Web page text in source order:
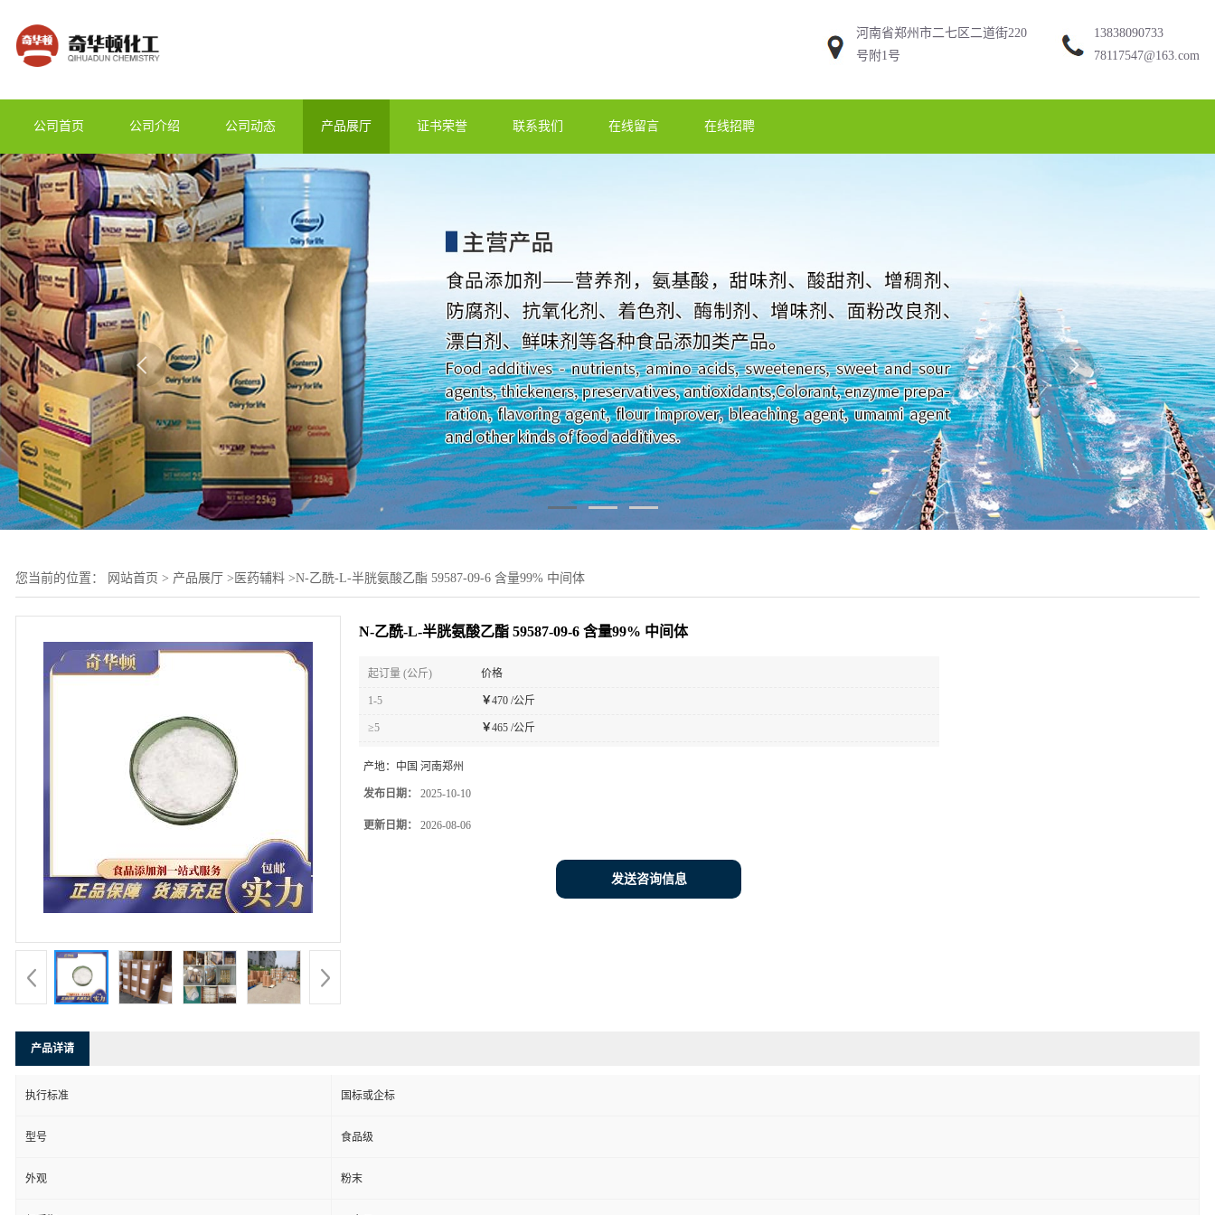
河南省郑州市二七区二道街220
号附1号
13838090733
78117547@163.com
公司首页 公司介绍 公司动态 产品展厅 证书荣誉 联系我们 在线留言 在线招聘
您当前的位置： 网站首页 > 产品展厅 > 医药辅料 >N-乙酰-L-半胱氨酸乙酯 59587-09-6 含量99% 中间体
N-乙酰-L-半胱氨酸乙酯 59587-09-6 含量99% 中间体
起订量 (公斤) 价格
1-5 ￥470 /公斤
≥5 ￥465 /公斤
产地： 中国 河南郑州
发布日期： 2025-10-10
更新日期： 2026-08-06
发送咨询信息
产品详请
执行标准 国标或企标
型号 食品级
外观 粉末